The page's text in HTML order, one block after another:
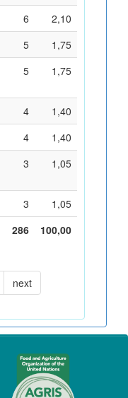
6
2,10
5
1,75
5 1,75
4
1,40
4
1,40
3 1,05
3
1,05
286
100,00
next